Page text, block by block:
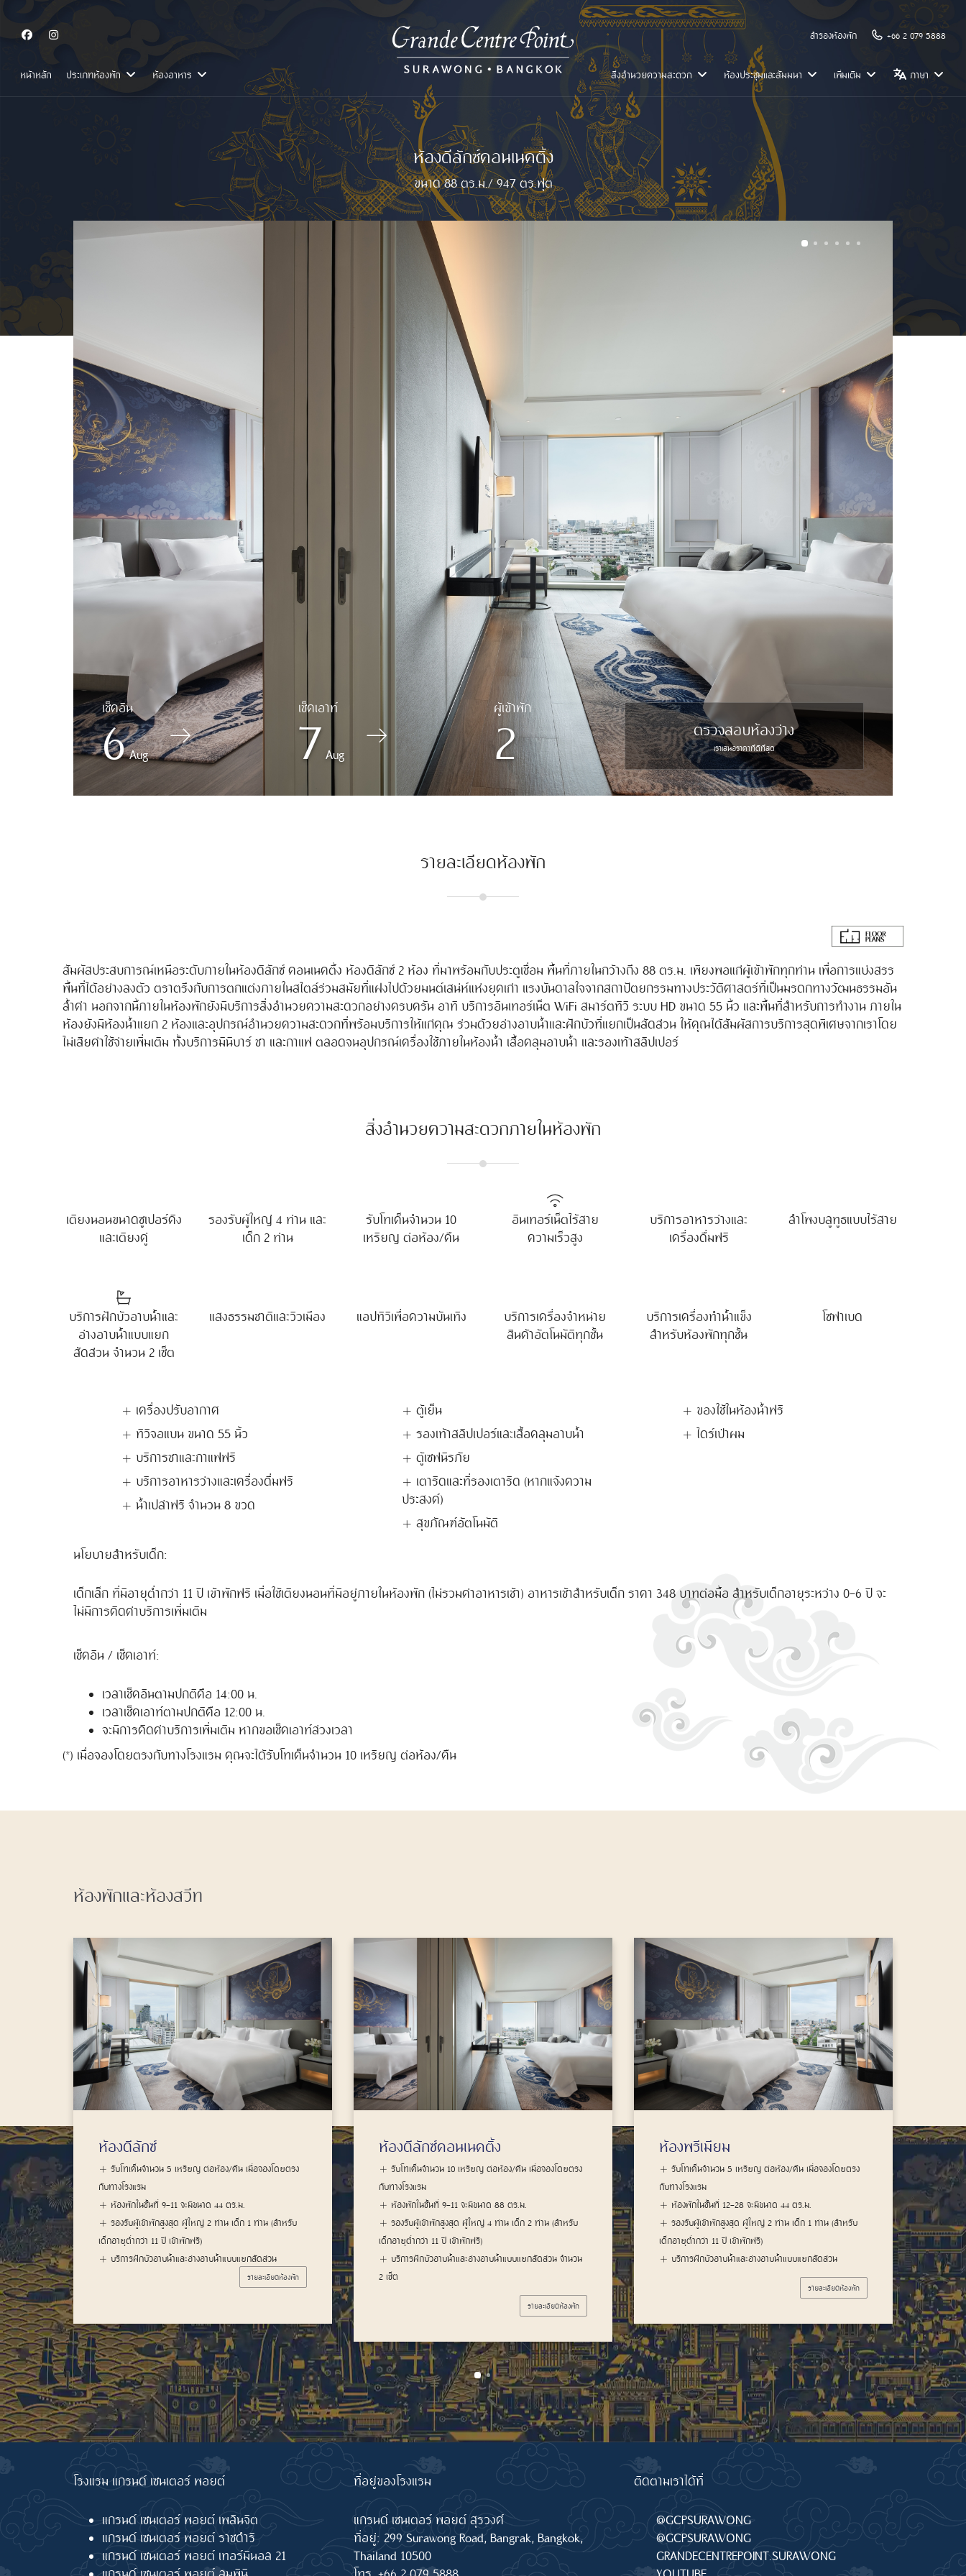
สำรองห้องพัก +66 2 079 5888
หน้าหลัก ประเภทห้องพัก ห้องอาหาร สิ่งอำนวยความสะดวก ห้องประชุมและสัมมนา เพิ่มเติม ภาษา
ห้องดีลักซ์คอนเนคติ้ง
ขนาด 88 ตร.ม./ 947 ตร.ฟุต
6 Aug 7 Aug 2 ตรวจสอบห้องว่าง
เราเสนอราคาที่ดีที่สุด
รายละเอียดห้องพัก
สัมผัสประสบการณ์เหนือระดับภายในห้องดีลักซ์ คอนเนคติ้ง ห้องดีลักซ์ 2 ห้อง ที่มาพร้อมกับประตูเชื่อม พื้นที่ภายในกว้างถึง 88 ตร.ม. เพียงพอแก่ผู้เข้าพักทุกท่าน เพื่อการแบ่งสรร
พื้นที่ได้อย่างลงตัว ตราตรึงกับการตกแต่งภายในสไตล์ร่วมสมัยที่แฝงไปด้วยมนต์เสน่ห์แห่งยุคเก่า แรงบันดาลใจจากสถาปัตยกรรมทางประวัติศาสตร์ที่เป็นมรดกทางวัฒนธรรมอัน
ล้ำค่า นอกจากนี้ภายในห้องพักยังมีบริการสิ่งอำนวยความสะดวกอย่างครบครัน อาทิ บริการอินเทอร์เน็ต WiFi สมาร์ตทีวี ระบบ HD ขนาด 55 นิ้ว และพื้นที่สำหรับการทำงาน ภายใน
ห้องยังมีห้องน้ำแยก 2 ห้องและอุปกรณ์อำนวยความสะดวกที่พร้อมบริการให้แก่คุณ ร่วมด้วยอ่างอาบน้ำและฝักบัวที่แยกเป็นสัดส่วน ให้คุณได้สัมผัสการบริการสุดพิเศษจากเราโดย
ไม่เสียค่าใช้จ่ายเพิ่มเติม ทั้งบริการมินิบาร์ ชา และกาแฟ ตลอดจนอุปกรณ์เครื่องใช้ภายในห้องน้ำ เสื้อคลุมอาบน้ำ และรองเท้าสลิปเปอร์
สิ่งอำนวยความสะดวกภายในห้องพัก
เตียงนอนขนาดซูเปอร์คิง
และเตียงคู่
รองรับผู้ใหญ่ 4 ท่าน และ
เด็ก 2 ท่าน
รับโทเค็นจำนวน 10
เหรียญ ต่อห้อง/คืน
อินเทอร์เน็ตไร้สาย
ความเร็วสูง
บริการอาหารว่างและ
เครื่องดื่มฟรี
ลำโพงบลูทูธแบบไร้สาย
บริการฝักบัวอาบน้ำและ
อ่างอาบน้ำแบบแยก
สัดส่วน จำนวน 2 เซ็ต
แสงธรรมชาติและวิวเมือง แอปทีวีเพื่อความบันเทิง
บริการเครื่องจำหน่าย
สินค้าอัตโนมัติทุกชั้น
บริการเครื่องทำน้ำแข็ง
สำหรับห้องพักทุกชั้น
โซฟาเบด
เครื่องปรับอากาศ
ทีวีจอแบน ขนาด 55 นิ้ว
บริการชาและกาแฟฟรี
บริการอาหารว่างและเครื่องดื่มฟรี
น้ำเปล่าฟรี จำนวน 8 ขวด
ตู้เย็น
รองเท้าสลิปเปอร์และเสื้อคลุมอาบน้ำ
ตู้เซฟนิรภัย
เตารีดและที่รองเตารีด (หากแจ้งความ
ประสงค์)
สุขภัณฑ์อัตโนมัติ
ของใช้ในห้องน้ำฟรี
ไดร์เป่าผม
นโยบายสำหรับเด็ก:
เด็กเล็ก ที่มีอายุต่ำกว่า 11 ปี เข้าพักฟรี เมื่อใช้เตียงนอนที่มีอยู่ภายในห้องพัก (ไม่รวมค่าอาหารเช้า) อาหารเช้าสำหรับเด็ก ราคา 348 บาทต่อมื้อ สำหรับเด็กอายุระหว่าง 0-6 ปี จะ
ไม่มีการคิดค่าบริการเพิ่มเติม
เช็คอิน / เช็คเอาท์:
เวลาเช็คอินตามปกติคือ 14:00 น.
เวลาเช็คเอาท์ตามปกติคือ 12:00 น.
จะมีการคิดค่าบริการเพิ่มเติม หากขอเช็คเอาท์ล่วงเวลา
(*) เมื่อจองโดยตรงกับทางโรงแรม คุณจะได้รับโทเค็นจำนวน 10 เหรียญ ต่อห้อง/คืน
ห้องพักและห้องสวีท
รง
หรับ
ห้องพัก
ห้องดีลักซ์คอนเนคติ้ง
รับโทเค็นจำนวน 10 เหรียญ ต่อห้อง/คืน เมื่อจองโดยตรง
กับทางโรงแรม
ห้องพักในชั้นที่ 9-11 จะมีขนาด 88 ตร.ม.
รองรับผู้เข้าพักสูงสุด ผู้ใหญ่ 4 ท่าน เด็ก 2 ท่าน (สำหรับ
เด็กอายุต่ำกว่า 11 ปี เข้าพักฟรี)
บริการฝักบัวอาบน้ำและอ่างอาบน้ำแบบแยกสัดส่วน จำนวน
ห้องพรีเมียม
รับโทเค็นจำนวน 5 เหรียญ ต่อห้อง/คืน เมื่อจองโดยตรง
กับทางโรงแรม
ห้องพักในชั้นที่ 12-28 จะมีขนาด 44 ตร.ม.
รองรับผู้เข้าพักสูงสุด ผู้ใหญ่ 2 ท่าน เด็ก 1 ท่าน (สำหรับ
เด็กอายุต่ำกว่า 11 ปี เข้าพักฟรี)
บริการฝักบัวอาบน้ำและอ่างอาบน้ำแบบแยกสัดส่วน
ห้องพรีเมียม คอนเนคติ้ง
รับโทเค็นจำนวน 10 เหรียญ ต่อห้อง/คืน เมื่อจองโดยตรง
กับทางโรงแรม
ห้องพักในชั้นที่ 12-28 จะมีขนาด 88 ตร.ม.
รองรับผู้เข้าพักสูงสุด ผู้ใหญ่ 4 ท่าน เด็ก 2 ท่าน (สำหรับ
เด็กอายุต่ำกว่า 11 ปี เข้าพักฟรี)
บริการฝักบัวอาบน้ำและอ่างอาบน้ำแบบแยกสัดส่วน จำนวน
ห้อ
รับ
กับทา
ห้
ร
เด็ก
บริ
โรงแรม แกรนด์ เซนเตอร์ พอยต์
แกรนด์ เซนเตอร์ พอยต์ เพลินจิต
แกรนด์ เซนเตอร์ พอยต์ ราชดำริ
แกรนด์ เซนเตอร์ พอยต์ เทอร์มินอล 21
ที่อยู่ของโรงแรม
แกรนด์ เซนเตอร์ พอยต์ สุรวงศ์
ที่อยู่: 299 Surawong Road, Bangrak, Bangkok,
Thailand 10500
ติดตามเราได้ที่
@GCPSURAWONG
@GCPSURAWONG
GRANDECENTREPOINT.SURAWONG